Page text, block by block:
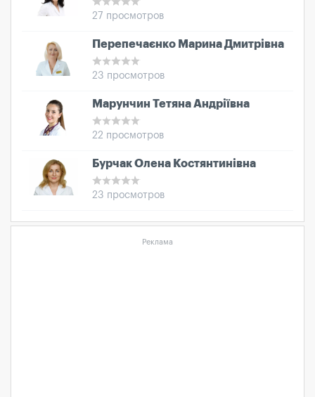
27 просмотров
Перепечаєнко Марина Дмитрівна
23 просмотров
Марунчин Тетяна Андріївна
22 просмотров
Бурчак Олена Костянтинівна
23 просмотров
Реклама